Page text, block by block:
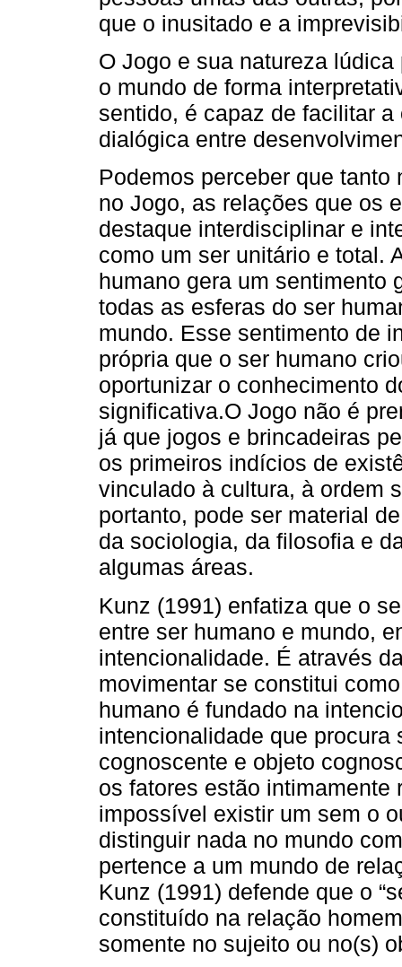
que o inusitado e a
O Jogo e sua natureza
o mundo de forma
sentido, é capaz de facilitar
dialógica entre
Podemos perceber que
no Jogo, as relações que os
destaque interdisciplinar e
como um ser unitário e total.
humano gera um sentimento
todas as esferas do ser
mundo. Esse sentimento de
própria que o ser humano
oportunizar o conhecimento
significativa.O Jogo não é
já que jogos e brincadeiras
os primeiros indícios de
vinculado à cultura, à ordem
portanto, pode ser material
da sociologia, da filosofia e
algumas áreas.
Kunz (1991) enfatiza que o
entre ser humano e mundo,
intencionalidade. É através
movimentar se constitui
humano é fundado na
intencionalidade que
cognoscente e objeto
os fatores estão
impossível existir um sem o
distinguir nada no mundo
pertence a um mundo de
Kunz (1991) defende que o
constituído na relação
somente no sujeito ou no(s)